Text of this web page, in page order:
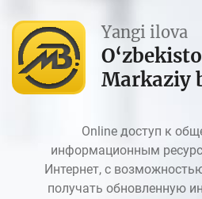
Yangi ilova
Markaziy
Online доступ к
информационным
Интернет, с
получать обновленную